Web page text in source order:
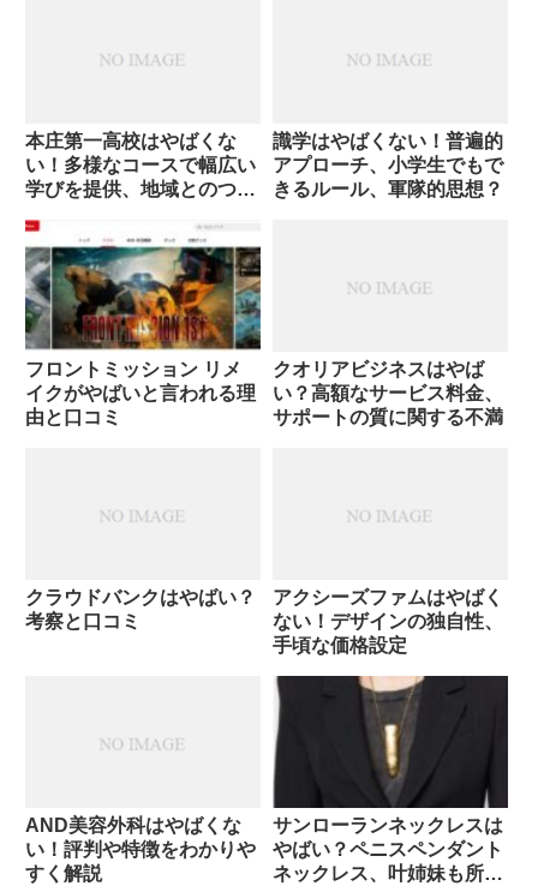
本庄第一高校はやばくな
い！多様なコースで幅広い
学びを提供、地域とのつな
識学はやばくない！普遍的
アプローチ、小学生でもで
きるルール、軍隊的思想？
フロントミッション リメ
イクがやばいと言われる理
由と口コミ
クオリアビジネスはやば
い？高額なサービス料金、
サポートの質に関する不満
クラウドバンクはやばい？
考察と口コミ
アクシーズファムはやばく
ない！デザインの独自性、
手頃な価格設定
AND美容外科はやばくな
い！評判や特徴をわかりや
すく解説
サンローランネックレスは
やばい？ペニスペンダント
ネックレス、叶姉妹も所